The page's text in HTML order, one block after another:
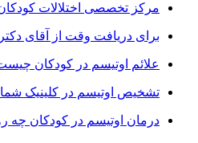
مرکز تخصصی اختلالات
برای دریافت وقت از آقای
علائم اوتیسم در کودکان
تشخیص اوتیسم در کلینیک
درمان اوتیسم در کودکان چه